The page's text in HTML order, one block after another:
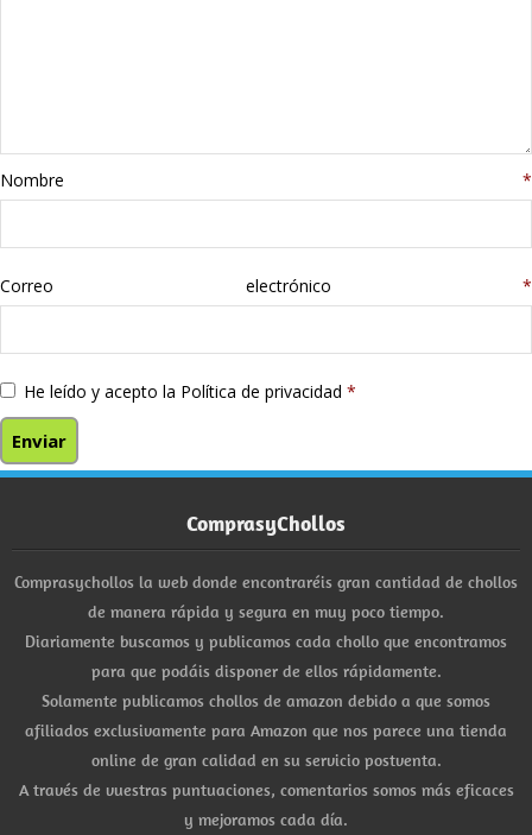
libros
Nombre *
Correo electrónico *
He leído y acepto la Política de privacidad *
ComprasyChollos
Comprasychollos la web donde encontraréis gran cantidad de chollos
de manera rápida y segura en muy poco tiempo.
Diariamente buscamos y publicamos cada chollo que encontramos
para que podáis disponer de ellos rápidamente.
Solamente publicamos chollos de amazon debido a que somos
afiliados exclusivamente para Amazon que nos parece una tienda
online de gran calidad en su servicio postventa.
A través de vuestras puntuaciones, comentarios somos más eficaces
y mejoramos cada día.